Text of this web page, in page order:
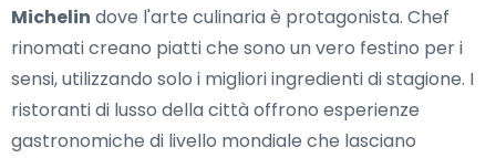
Michelin dove l'arte culinaria è protagonista. Chef
rinomati creano piatti che sono un vero festino per i
sensi, utilizzando solo i migliori ingredienti di stagione. I
ristoranti di lusso della città offrono esperienze
gastronomiche di livello mondiale che lasciano